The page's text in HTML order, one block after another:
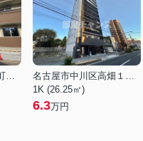
名古屋市中川区牛立町１丁目
名古屋市中川区高畑１丁目
1K (26.25㎡)
6.3万円